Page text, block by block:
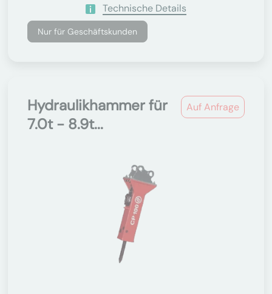
Technische Details
Nur für Geschäftskunden
Auf Anfrage
Hydraulikhammer für
7.0t - 8.9t...